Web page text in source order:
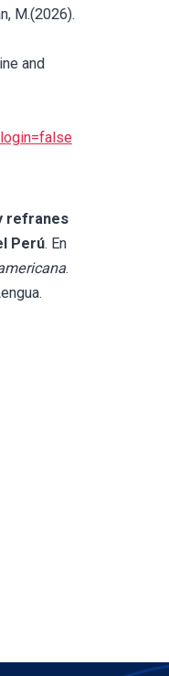
M.(2026).
and
refranes
Perú. En
.